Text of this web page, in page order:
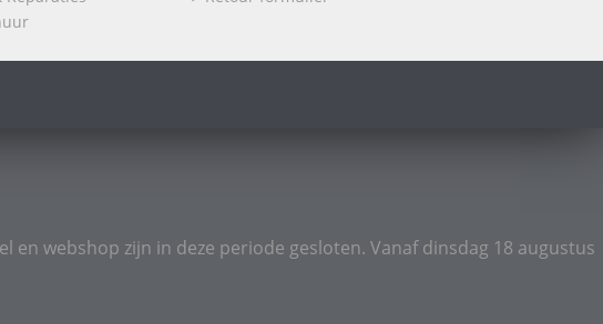
webshop zijn in deze periode gesloten. Vanaf dinsdag 18 augustus